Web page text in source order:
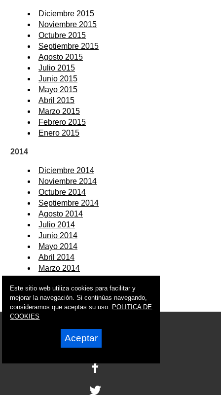
Diciembre 2015
Noviembre 2015
Octubre 2015
Septiembre 2015
Agosto 2015
Julio 2015
Junio 2015
Mayo 2015
Abril 2015
Marzo 2015
Febrero 2015
Enero 2015
2014
Diciembre 2014
Noviembre 2014
Octubre 2014
Septiembre 2014
Agosto 2014
Julio 2014
Junio 2014
Mayo 2014
Abril 2014
Marzo 2014
Enero 2014
Síguenos en:
Este sitio web utiliza cookies para facilitar y
mejorar la navegación. Si continúas navegando,
consideramos que aceptas su uso. POLITICA DE
COOKIES
Aceptar